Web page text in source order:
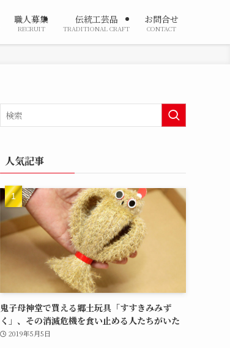
職人募集
RECRUIT
伝統工芸品
TRADITIONAL CRAFT
お問合せ
CONTACT
人気記事
鬼子母神堂で買える郷土玩具「すすきみみず
く」、その消滅危機を食い止める人たちがいた
2019年5月5日